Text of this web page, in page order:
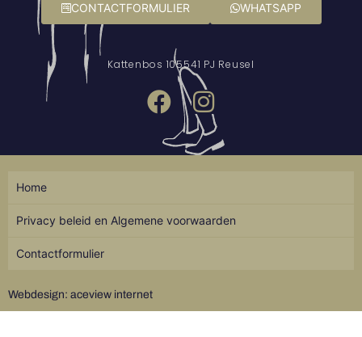
CONTACTFORMULIER WHATSAPP
Kattenbos 105541 PJ Reusel
Webdesign: aceview internet
Home
Privacy beleid en Algemene voorwaarden
Contactformulier